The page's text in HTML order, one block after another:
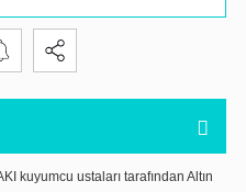
kuyumcu ustaları tarafından Altın